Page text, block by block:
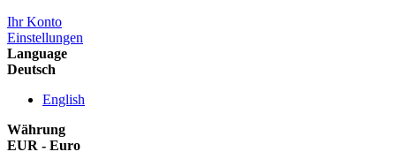
Ihr Konto
Einstellungen
Language
Deutsch
English
Währung
EUR - Euro